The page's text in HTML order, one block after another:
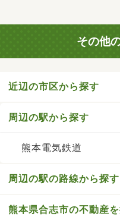
その他
近辺の市区から探す
周辺の駅から探す
熊本電気鉄道
周辺の駅の路線から探す
熊本県合志市の不動産